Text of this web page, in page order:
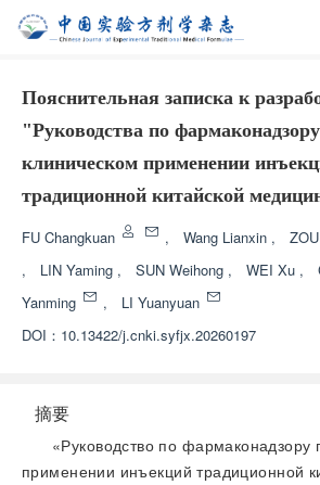
Пояснительная записка к
"Руководства по
клиническом применении
традиционной китайской
FU Changkuan , Wang Lianxin ,
,
LIN Yaming , SUN Weihong , WEI Xu ,
Yanming
,
LI Yuanyuan
DOI： 10.13422/j.cnki.syfjx.20260197
摘要
«Руководство по фармаконадзору
применении инъекций традиционной